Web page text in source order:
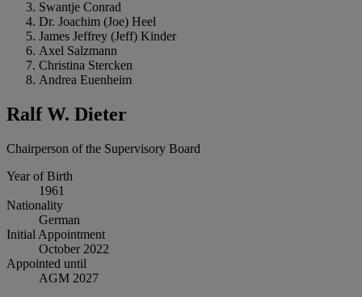
Swantje Conrad
Dr. Joachim (Joe) Heel
James Jeffrey (Jeff) Kinder
Axel Salzmann
Christina Stercken
Andrea Euenheim
Ralf W. Dieter
Chairperson of the Supervisory Board
Year of Birth
1961
Nationality
German
Initial Appointment
October 2022
Appointed until
AGM 2027